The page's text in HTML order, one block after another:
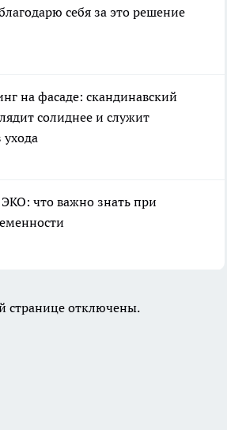
себя за это решение
на фасаде: скандинавский
солиднее и служит
ухода
что важно знать при
странице отключены.